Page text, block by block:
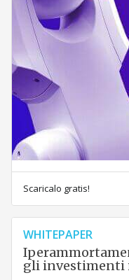
Scaricalo gratis!
WHITEPAPER
gli investimenti